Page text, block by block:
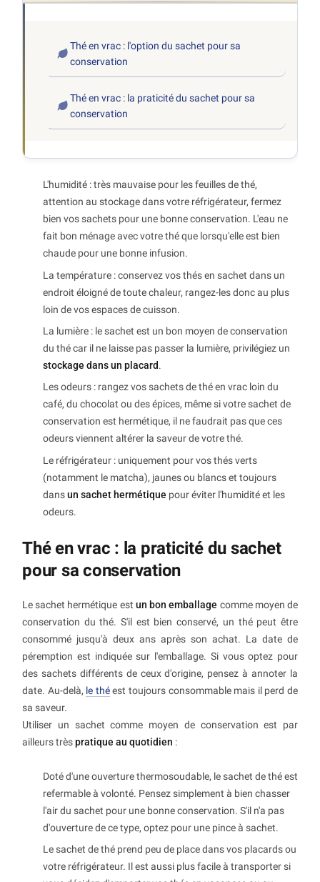
Thé en vrac : l'option du sachet pour sa
conservation
Thé en vrac : la praticité du sachet pour sa
conservation
L'humidité : très mauvaise pour les feuilles de thé,
attention au stockage dans votre réfrigérateur, fermez
bien vos sachets pour une bonne conservation. L'eau ne
fait bon ménage avec votre thé que lorsqu'elle est bien
chaude pour une bonne infusion.
La température : conservez vos thés en sachet dans un
endroit éloigné de toute chaleur, rangez-les donc au plus
loin de vos espaces de cuisson.
La lumière : le sachet est un bon moyen de conservation
du thé car il ne laisse pas passer la lumière, privilégiez un
stockage dans un placard.
Les odeurs : rangez vos sachets de thé en vrac loin du
café, du chocolat ou des épices, même si votre sachet de
conservation est hermétique, il ne faudrait pas que ces
odeurs viennent altérer la saveur de votre thé.
Le réfrigérateur : uniquement pour vos thés verts
(notamment le matcha), jaunes ou blancs et toujours
dansun sachet hermétique pour éviter l'humidité et les
odeurs.
Thé en vrac : la praticité du sachet
pour sa conservation
Le sachet hermétique est un bon emballage comme moyen de
conservation du thé. S'il est bien conservé, un thé peut être
consommé jusqu'à deux ans après son achat. La date de
péremption est indiquée sur l'emballage. Si vous optez pour
des sachets différents de ceux d'origine, pensez à annoter la
date. Au-delà, le théest toujours consommable mais il perd de
sa saveur.
Utiliser un sachet comme moyen de conservation est par
ailleurs trèspratique au quotidien :
Doté d'une ouverture thermosoudable, le sachet de thé est
refermable à volonté. Pensez simplement à bien chasser
l'air du sachet pour une bonne conservation. S'il n'a pas
d'ouverture de ce type, optez pour une pince à sachet.
Le sachet de thé prend peu de place dans vos placards ou
votre réfrigérateur. Il est aussi plus facile à transporter si